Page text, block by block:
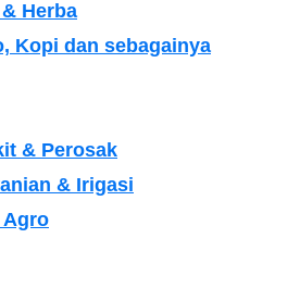
Herba
Kopi dan sebagainya
& Perosak
& Irigasi
Agro